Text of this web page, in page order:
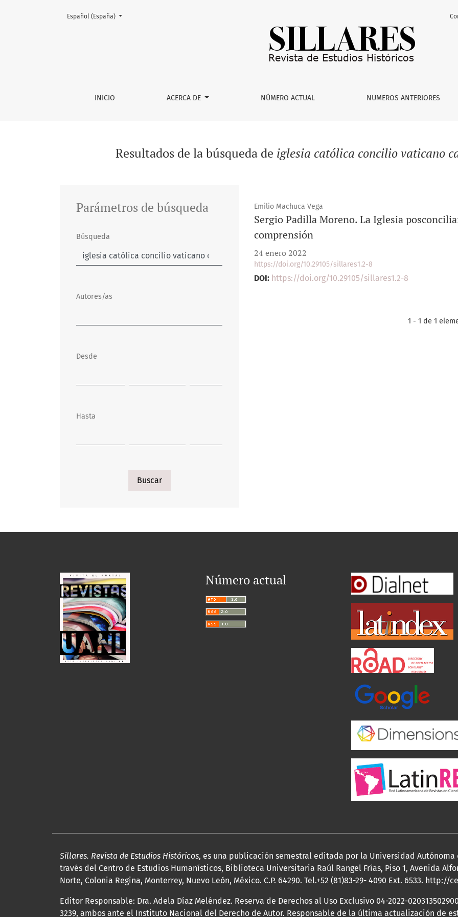
Buscar
INICIO ACERCA DE NÚMERO ACTUAL NUMEROS ANTERIORES
Cambiar el idioma. El actual es:
Español (España)
Resultados de la búsqueda de iglesia católica concilio vaticano
Emilio Machuca Vega
Sergio Padilla Moreno. La Iglesia
comprensión
24 enero 2022
https://doi.org/10.29105/sillares1.2-8
DOI: https://doi.org/10.29105/sillares1.2-8
1 - 1 de 1
Parámetros de búsqueda
Búsqueda
Autores/as
Desde
Hasta
Buscar
Número actual
Sillares. Revista de Estudios Históricos, es una publicación semestral editada por la Universidad Autónoma
través del Centro de Estudios Humanísticos, Biblioteca Universitaria Raúl Rangel Frías, Piso 1, Avenida
Norte, Colonia Regina, Monterrey, Nuevo León, México. C.P. 64290. Tel.+52 (81)83-29- 4090 Ext. 6533. http://
Editor Responsable: Dra. Adela Díaz Meléndez. Reserva de Derechos al Uso Exclusivo 04-2022-
3239, ambos ante el Instituto Nacional del Derecho de Autor. Responsable de la última actualización de